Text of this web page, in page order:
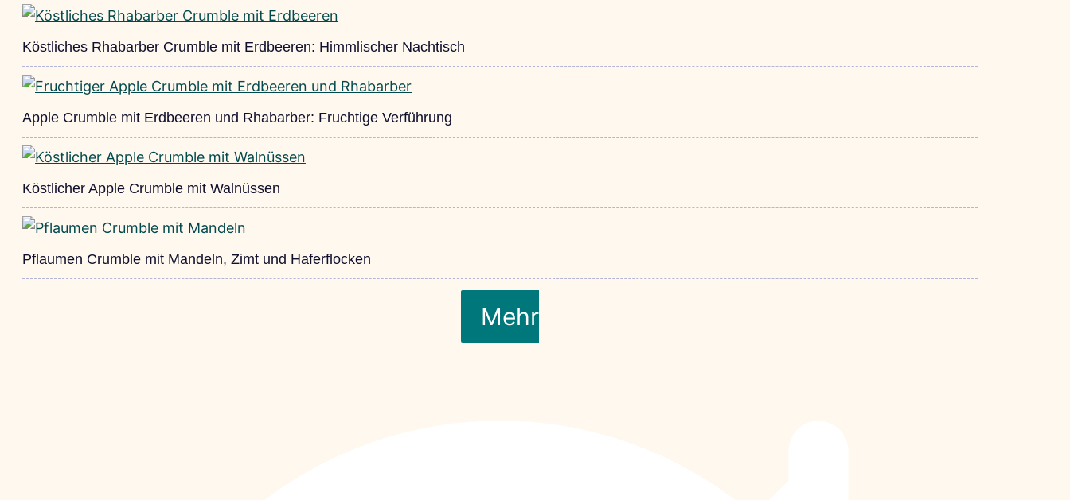
Köstliches Rhabarber Crumble mit Erdbeeren: Himmlischer Nachtisch
Apple Crumble mit Erdbeeren und Rhabarber: Fruchtige Verführung
Köstlicher Apple Crumble mit Walnüssen
Pflaumen Crumble mit Mandeln, Zimt und Haferflocken
Mehr